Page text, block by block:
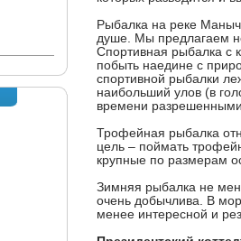
Рыбалка на реке
душе. Мы предлагаем
Спортивная рыбалка с
побыть наедине с
спортивной рыбалки
наибольший улов (в
времени
Трофейная рыбалка
цель – поймать
крупные по размерам
Зимняя рыбалка не
очень добычлива. В
менее интересной и